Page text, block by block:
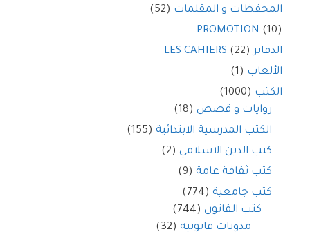
المحفظات و المقلمات (52)
PROMOTION (10)
الدفاتر LES CAHIERS (22)
الألعاب (1)
الكتب (1000)
روايات و قصص (18)
الكتب المدرسية الابتدائية (155)
كتب الدين الاسلامي (2)
كتب ثقافة عامة (9)
كتب جامعية (774)
كتب القانون (744)
مدونات قانونية (32)